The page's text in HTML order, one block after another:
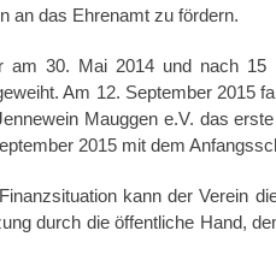
an das Ehrenamt zu fördern.
am 30. Mai 2014 und nach
Am 12. September 2015
Mauggen e.V. das
2015 mit dem
kann der Verein
durch die öffentliche Hand,